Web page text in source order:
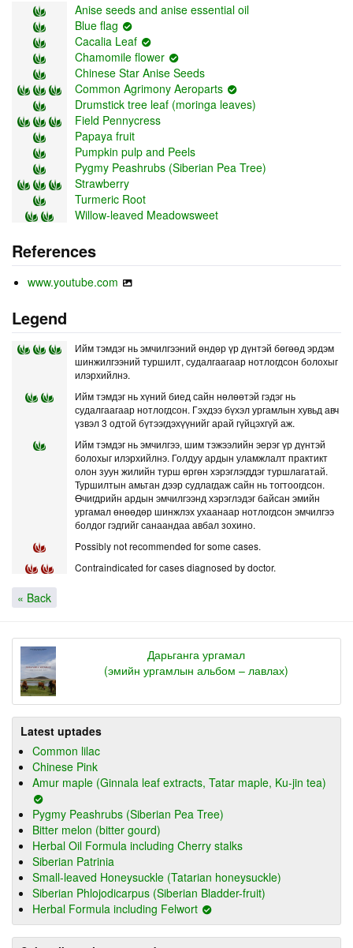
Anise seeds and anise essential oil
Blue flag
Cacalia Leaf
Chamomile flower
Chinese Star Anise Seeds
Common Agrimony Aeroparts
Drumstick tree leaf (moringa leaves)
Field Pennycress
Papaya fruit
Pumpkin pulp and Peels
Pygmy Peashrubs (Siberian Pea Tree)
Strawberry
Turmeric Root
Willow-leaved Meadowsweet
References
www.youtube.com
Legend
Ийм тэмдэг нь эмчилгээний өндөр үр дүнтэй бөгөөд эрдэм
шинжилгээний туршилт, судалгаагаар нотлогдсон болохыг
илэрхийлнэ.
Ийм тэмдэг нь хүний биед сайн нөлөөтэй гэдэг нь
судалгаагаар нотлогдсон. Гэхдээ бүхэл ургамлын хувьд авч
үзвэл 3 одтой бүтээгдэхүүнийг арай гүйцэхгүй аж.
Ийм тэмдэг нь эмчилгээ, шим тэжээлийн эерэг үр дүнтэй
болохыг илэрхийлнэ. Голдуу ардын уламжлалт практикт
олон зуун жилийн турш өргөн хэрэглэгддэг туршлагатай.
Туршилтын амьтан дээр судлагдаж сайн нь тогтоогдсон.
Өчигдрийн ардын эмчилгээнд хэрэглэдэг байсан эмийн
ургамал өнөөдөр шинжлэх ухаанаар нотлогдсон эмчилгээ
болдог гэдгийг санаандаа авбал зохино.
Possibly not recommended for some cases.
Contraindicated for cases diagnosed by doctor.
« Back
Дарьганга ургамал
(эмийн ургамлын альбом – лавлах)
Latest uptades
Common lilac
Chinese Pink
Amur maple (Ginnala leaf extracts, Tatar maple, Ku-jin tea)
Pygmy Peashrubs (Siberian Pea Tree)
Bitter melon (bitter gourd)
Herbal Oil Formula including Cherry stalks
Siberian Patrinia
Small-leaved Honeysuckle (Tatarian honeysuckle)
Siberian Phlojodicarpus (Siberian Bladder-fruit)
Herbal Formula including Felwort